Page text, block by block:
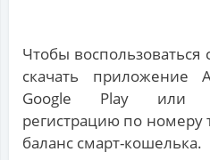
Чтобы
скачать приложение
Google Play или
регистрацию по номеру
баланс смарт-кошелька.